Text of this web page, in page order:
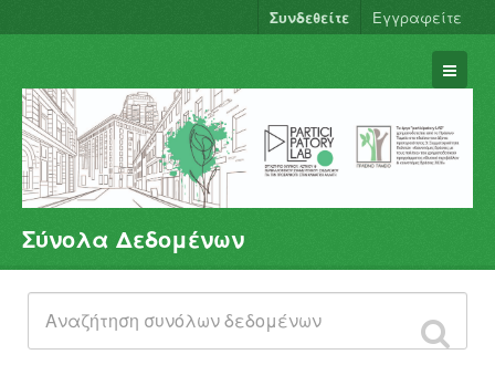
Συνδεθείτε Εγγραφείτε
Σύνολα Δεδομένων
Φορείς
Ομάδες
Σχετικά
Σύνολα Δεδομένων